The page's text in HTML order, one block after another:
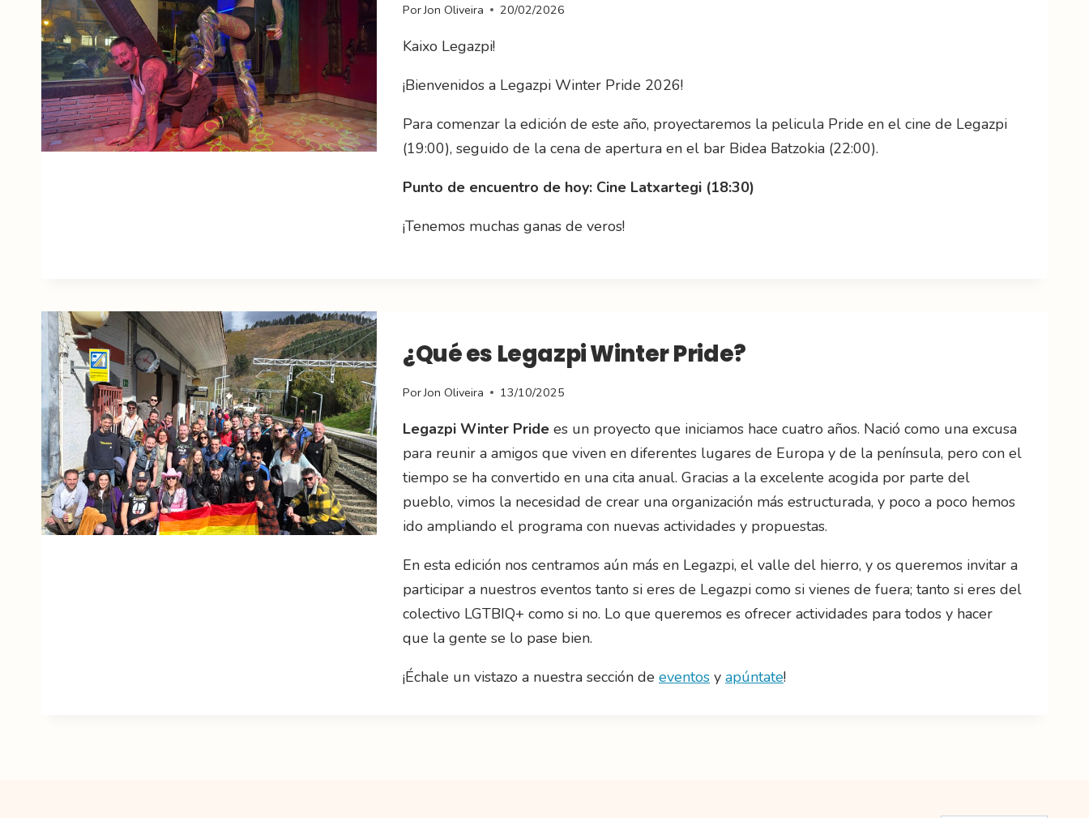
PorJon Oliveira 20/02/2026
Kaixo Legazpi!
¡Bienvenidos a Legazpi Winter Pride 2026!
Para comenzar la edición de este año, proyectaremos la pelicula Pride en el cine de Legazpi
(19:00), seguido de la cena de apertura en el bar Bidea Batzokia (22:00).
Punto de encuentro de hoy: Cine Latxartegi (18:30)
¡Tenemos muchas ganas de veros!
¿Qué es Legazpi Winter Pride?
PorJon Oliveira 13/10/2025
Legazpi Winter Pride es un proyecto que iniciamos hace cuatro años. Nació como una excusa
para reunir a amigos que viven en diferentes lugares de Europa y de la península, pero con el
tiempo se ha convertido en una cita anual. Gracias a la excelente acogida por parte del
pueblo, vimos la necesidad de crear una organización más estructurada, y poco a poco hemos
ido ampliando el programa con nuevas actividades y propuestas.
En esta edición nos centramos aún más en Legazpi, el valle del hierro, y os queremos invitar a
participar a nuestros eventos tanto si eres de Legazpi como si vienes de fuera; tanto si eres del
colectivo LGTBIQ+ como si no. Lo que queremos es ofrecer actividades para todos y hacer
que la gente se lo pase bien.
¡Échale un vistazo a nuestra sección de eventos y apúntate!